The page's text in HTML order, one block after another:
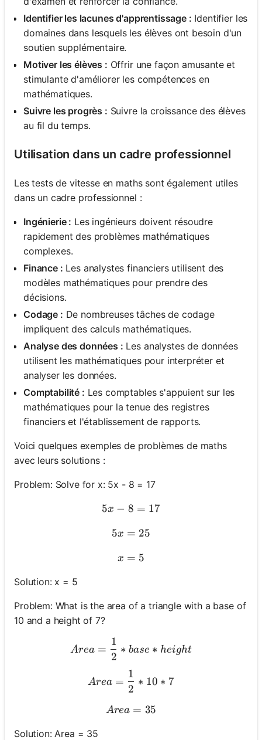
Identifier les lacunes d'apprentissage : Identifier les
domaines dans lesquels les élèves ont besoin d'un
soutien supplémentaire.
Motiver les élèves : Offrir une façon amusante et
stimulante d'améliorer les compétences en
mathématiques.
Suivre les progrès : Suivre la croissance des élèves
au fil du temps.
Utilisation dans un cadre professionnel
Les tests de vitesse en maths sont également utiles
dans un cadre professionnel :
Ingénierie : Les ingénieurs doivent résoudre
rapidement des problèmes mathématiques
complexes.
Finance : Les analystes financiers utilisent des
modèles mathématiques pour prendre des
décisions.
Codage : De nombreuses tâches de codage
impliquent des calculs mathématiques.
Analyse des données : Les analystes de données
utilisent les mathématiques pour interpréter et
analyser les données.
Comptabilité : Les comptables s'appuient sur les
mathématiques pour la tenue des registres
financiers et l'établissement de rapports.
Voici quelques exemples de problèmes de maths
avec leurs solutions :
Problem: Solve for x: 5x - 8 = 17
5x - 8 = 17
5x − 8 = 17
5x = 25
5x = 25
x = 5
x = 5
Solution: x = 5
Problem: What is the area of a triangle with a base of
10 and a height of 7?
Area = \frac{1}{2} * base
Area =
2
1
∗ base ∗ height
Area = \frac{1}{2} * 10 *
Area =
2
1
∗ 10 ∗ 7
Area = 35
Area = 35
Solution: Area = 35